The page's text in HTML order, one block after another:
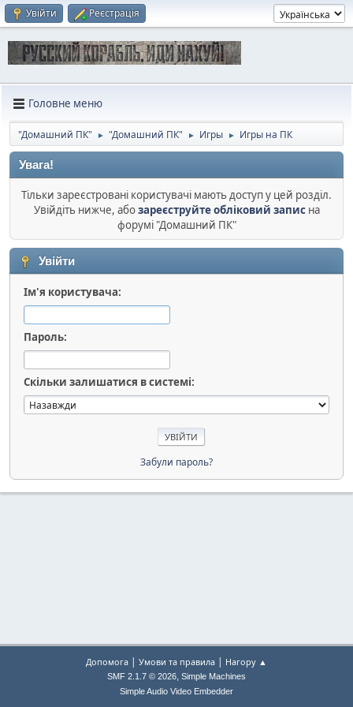
Увійти Реєстрація
Головне меню
"Домашний ПК" ► "Домашний ПК" ► Игры ► Игры на ПК
Увага!
Тільки зареєстровані користувачі мають доступ у цей розділ.
Увійдіть нижче, абозареєструйте обліковий записна
форумі "Домашний ПК"
Увійти
Ім'я користувача:
Пароль:
Скільки залишатися в системі:
Забули пароль?
Допомога | Умови та правила | Нагору ▲
SMF 2.1.7 © 2026, Simple Machines
Simple Audio Video Embedder